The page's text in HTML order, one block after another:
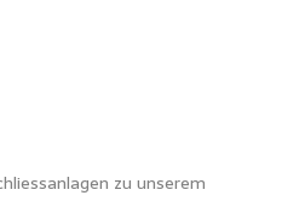
zu unserem